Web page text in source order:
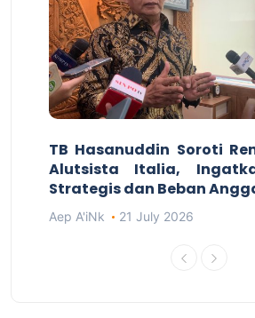
TB Hasanuddin Soroti
Alutsista Italia,
Strategis dan Beban
Aep A'iNk 21 July 2026